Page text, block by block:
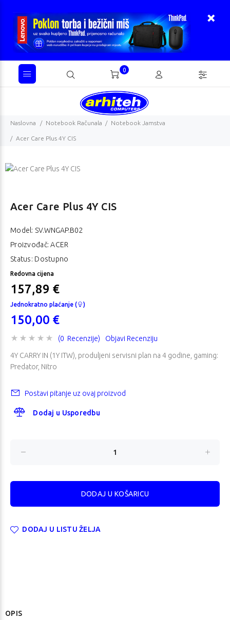
0
Naslovna Notebook Računala Notebook Jamstva
Acer Care Plus 4Y CIS
Acer Care Plus 4Y CIS
Model: SV.WNGAP.B02
Proizvođač: ACER
Status: Dostupno
Redovna cijena
157,89 €
Jednokratno plaćanje ( )
150,00 €
(0 Recenzije) Objavi Recenziju
4Y CARRY IN (1Y ITW), produljeni servisni plan na 4 godine, gaming:
Predator, Nitro
Postavi pitanje uz ovaj proizvod
Dodaj u Usporedbu
DODAJ U LISTU ŽELJA
OPIS